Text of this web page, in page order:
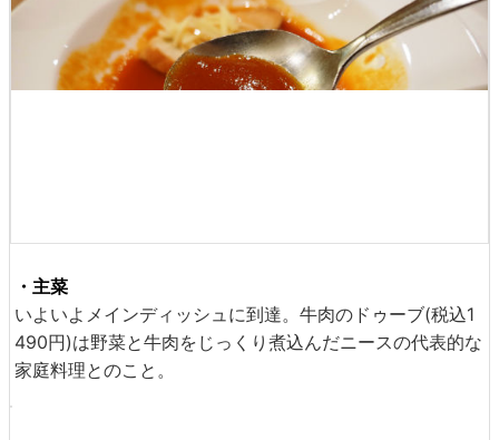
・主菜
いよいよメインディッシュに到達。牛肉のドゥーブ(税込1
490円)は野菜と牛肉をじっくり煮込んだニースの代表的な
家庭料理とのこと。